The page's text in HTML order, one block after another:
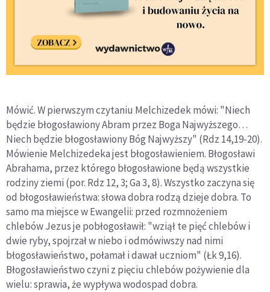
Mówić. W pierwszym czytaniu Melchizedek mówi: "Niech
będzie błogosławiony Abram przez Boga Najwyższego…
Niech będzie błogosławiony Bóg Najwyższy" (Rdz 14,19-20).
Mówienie Melchizedeka jest błogosławieniem. Błogosławi
Abrahama, przez którego błogosławione będą wszystkie
rodziny ziemi (por. Rdz 12, 3; Ga 3, 8). Wszystko zaczyna się
od błogosławieństwa: słowa dobra rodzą dzieje dobra. To
samo ma miejsce w Ewangelii: przed rozmnożeniem
chlebów Jezus je pobłogosławił: "wziął te pięć chlebów i
dwie ryby, spojrzał w niebo i odmówiwszy nad nimi
błogosławieństwo, połamał i dawał uczniom" (Łk 9,16).
Błogosławieństwo czyni z pięciu chlebów pożywienie dla
wielu: sprawia, że wypływa wodospad dobra.